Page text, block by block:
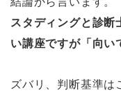
スタディングと診断
い講座ですが「向い
ズバリ、判断基準は